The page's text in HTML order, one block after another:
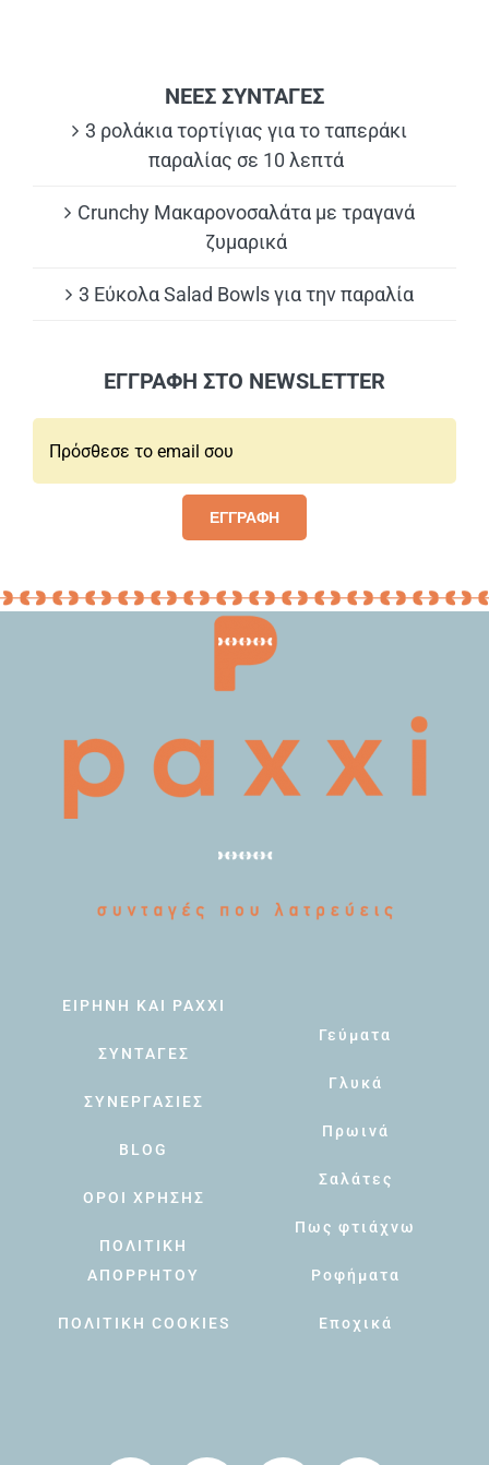
ΝΕΕΣ ΣΥΝΤΑΓΕΣ
3 ρολάκια τορτίγιας για το ταπεράκι
παραλίας σε 10 λεπτά
Crunchy Μακαρονοσαλάτα με τραγανά
ζυμαρικά
3 Εύκολα Salad Bowls για την παραλία
ΕΓΓΡΑΦΗ ΣΤΟ NEWSLETTER
ΕΓΓΡΑΦΗ
ΕΙΡΗΝΗ ΚΑΙ PAXXI
ΣΥΝΤΑΓΕΣ
ΣΥΝΕΡΓΑΣΙΕΣ
BLOG
ΟΡΟΙ ΧΡΗΣΗΣ
ΠΟΛΙΤΙΚΗ
ΑΠΟΡΡΗΤΟΥ
ΠΟΛΙΤΙΚΗ COOKIES
Γεύματα
Γλυκά
Πρωινά
Σαλάτες
Πως φτιάχνω
Ροφήματα
Εποχικά